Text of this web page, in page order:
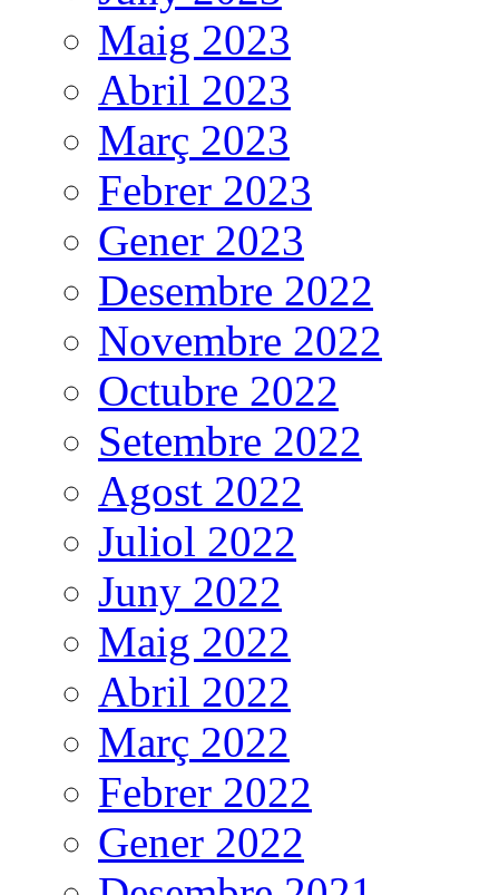
Maig 2023
Abril 2023
Març 2023
Febrer 2023
Gener 2023
Desembre 2022
Novembre 2022
Octubre 2022
Setembre 2022
Agost 2022
Juliol 2022
Juny 2022
Maig 2022
Abril 2022
Març 2022
Febrer 2022
Gener 2022